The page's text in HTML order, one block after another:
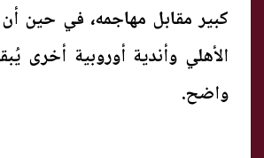
كبير مقابل مهاجمه، في حين أن
الأهلي وأندية أوروبية أخرى
واضح.